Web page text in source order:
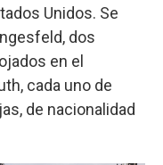
Unidos. Se
dos
en el
cada uno de
de nacionalidad